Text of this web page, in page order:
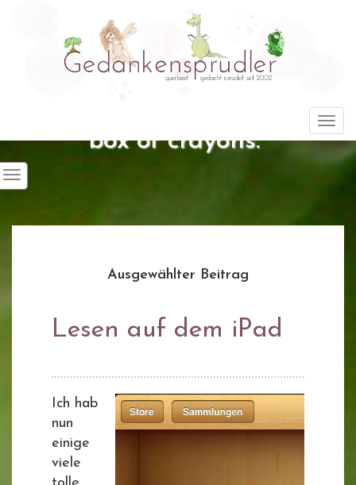
"Life is about using the whole
box of crayons."
Ausgewählter Beitrag
Lesen auf dem iPad
Ich hab
nun
einige
viele